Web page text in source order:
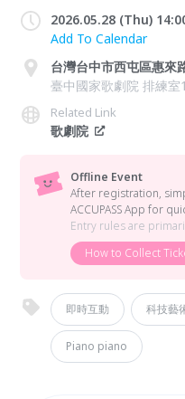
2026.05.28 (Thu)
Add To Calendar
台灣台中市西屯區惠來
臺中國家歌劇院 排練室1
Related Link
歌劇院
Offline Event
After registration,
ACCUPASS App for
Entry rules are
How to Collect
即時互動 科技藝
Piano piano